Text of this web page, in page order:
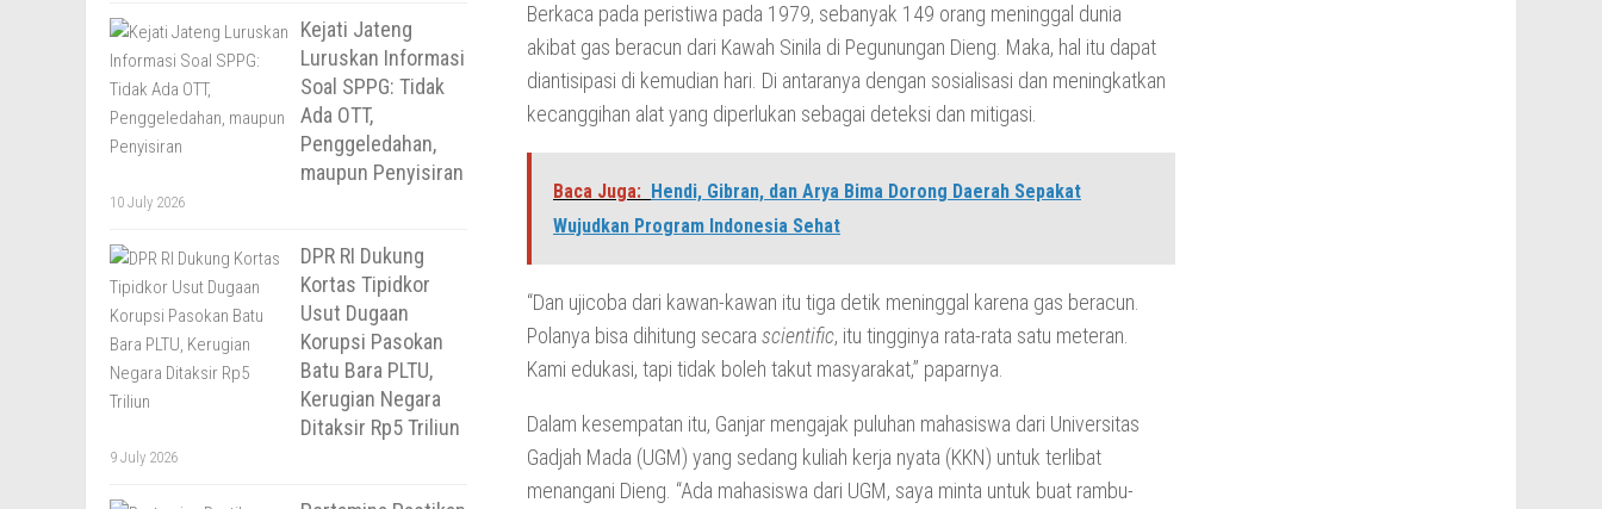
Berkaca pada peristiwa pada 1979, sebanyak 149 orang meninggal dunia
akibat gas beracun dari Kawah Sinila di Pegunungan Dieng. Maka, hal itu dapat
diantisipasi di kemudian hari. Di antaranya dengan sosialisasi dan meningkatkan
kecanggihan alat yang diperlukan sebagai deteksi dan mitigasi.
Baca Juga: Hendi, Gibran, dan Arya Bima Dorong Daerah Sepakat
Wujudkan Program Indonesia Sehat
“Dan ujicoba dari kawan-kawan itu tiga detik meninggal karena gas beracun.
Polanya bisa dihitung secara scientific, itu tingginya rata-rata satu meteran.
Kami edukasi, tapi tidak boleh takut masyarakat,” paparnya.
Dalam kesempatan itu, Ganjar mengajak puluhan mahasiswa dari Universitas
Gadjah Mada (UGM) yang sedang kuliah kerja nyata (KKN) untuk terlibat
menangani Dieng. “Ada mahasiswa dari UGM, saya minta untuk buat rambu-
Kejati Jateng
Luruskan Informasi
Soal SPPG: Tidak
Ada OTT,
Penggeledahan,
maupun Penyisiran
10 July 2026
DPR RI Dukung
Kortas Tipidkor
Usut Dugaan
Korupsi Pasokan
Batu Bara PLTU,
Kerugian Negara
Ditaksir Rp5 Triliun
9 July 2026